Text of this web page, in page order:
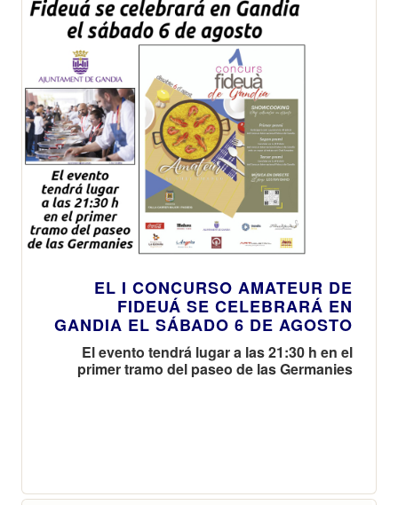
EL I CONCURSO AMATEUR DE
FIDEUÁ SE CELEBRARÁ EN
GANDIA EL SÁBADO 6 DE AGOSTO
El evento tendrá lugar a las 21:30 h en el
primer tramo del paseo de las Germanies